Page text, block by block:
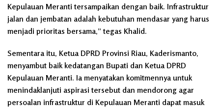
Kepulauan Meranti tersampaikan dengan baik. Infrastruktur
jalan dan jembatan adalah kebutuhan mendasar yang harus
menjadi prioritas bersama,” tegas Khalid.
Sementara itu, Ketua DPRD Provinsi Riau, Kaderismanto,
menyambut baik kedatangan Bupati dan Ketua DPRD
Kepulauan Meranti. Ia menyatakan komitmennya untuk
menindaklanjuti aspirasi tersebut dan mendorong agar
persoalan infrastruktur di Kepulauan Meranti dapat masuk